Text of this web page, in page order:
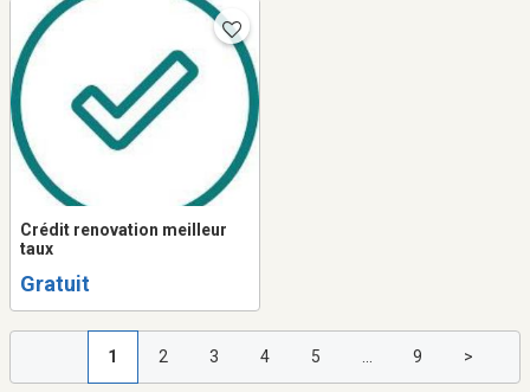
Crédit renovation meilleur
taux
Gratuit
1 2 3 4 5 ... 9 >